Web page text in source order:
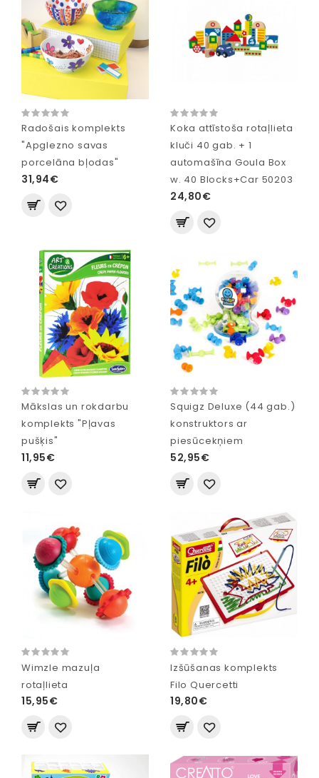
Radošais komplekts
"Apglezno savas
porcelāna bļodas"
31,94€
Koka attīstoša rotaļlieta
kluči 40 gab. + 1
automašīna Goula Box
w. 40 Blocks+Car 50203
24,80€
Mākslas un rokdarbu
komplekts "Pļavas
pušķis"
11,95€
Squigz Deluxe (44 gab.)
konstruktors ar
piesūcekņiem
52,95€
Wimzle mazuļa
rotaļlieta
15,95€
Izšūšanas komplekts
Filo Quercetti
19,80€